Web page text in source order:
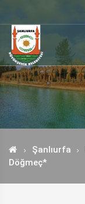
Şanlıurfa
Döğmeç*